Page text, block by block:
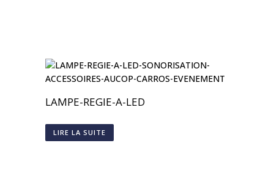
LAMPE-REGIE-A-LED
LIRE LA SUITE